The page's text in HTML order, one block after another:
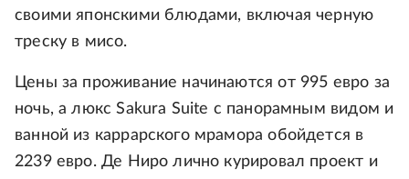
своими японскими блюдами, включая черную
треску в мисо.
Цены за проживание начинаются от 995 евро за
ночь, а люкс Sakura Suite с панорамным видом и
ванной из каррарского мрамора обойдется в
2239 евро. Де Ниро лично курировал проект и